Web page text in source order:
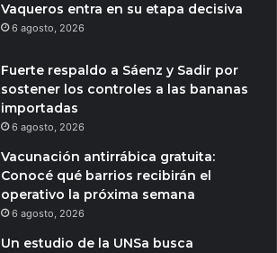
Vaqueros entra en su etapa decisiva
6 agosto, 2026
Fuerte respaldo a Sáenz y Sadir por
sostener los controles a las bananas
importadas
6 agosto, 2026
Vacunación antirrábica gratuita:
Conocé qué barrios recibirán el
operativo la próxima semana
6 agosto, 2026
Un estudio de la UNSa busca